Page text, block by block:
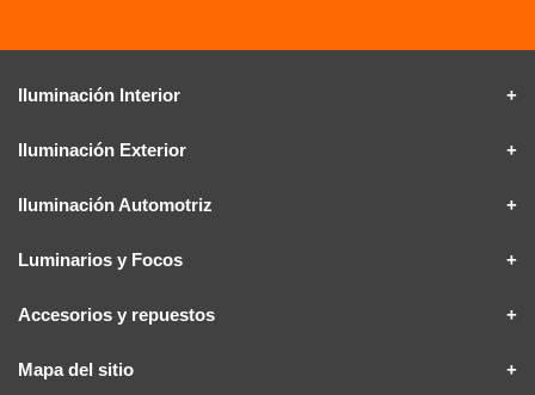
Iluminación Interior
Iluminación Exterior
Iluminación Automotriz
Luminarios y Focos
Accesorios y repuestos
Mapa del sitio